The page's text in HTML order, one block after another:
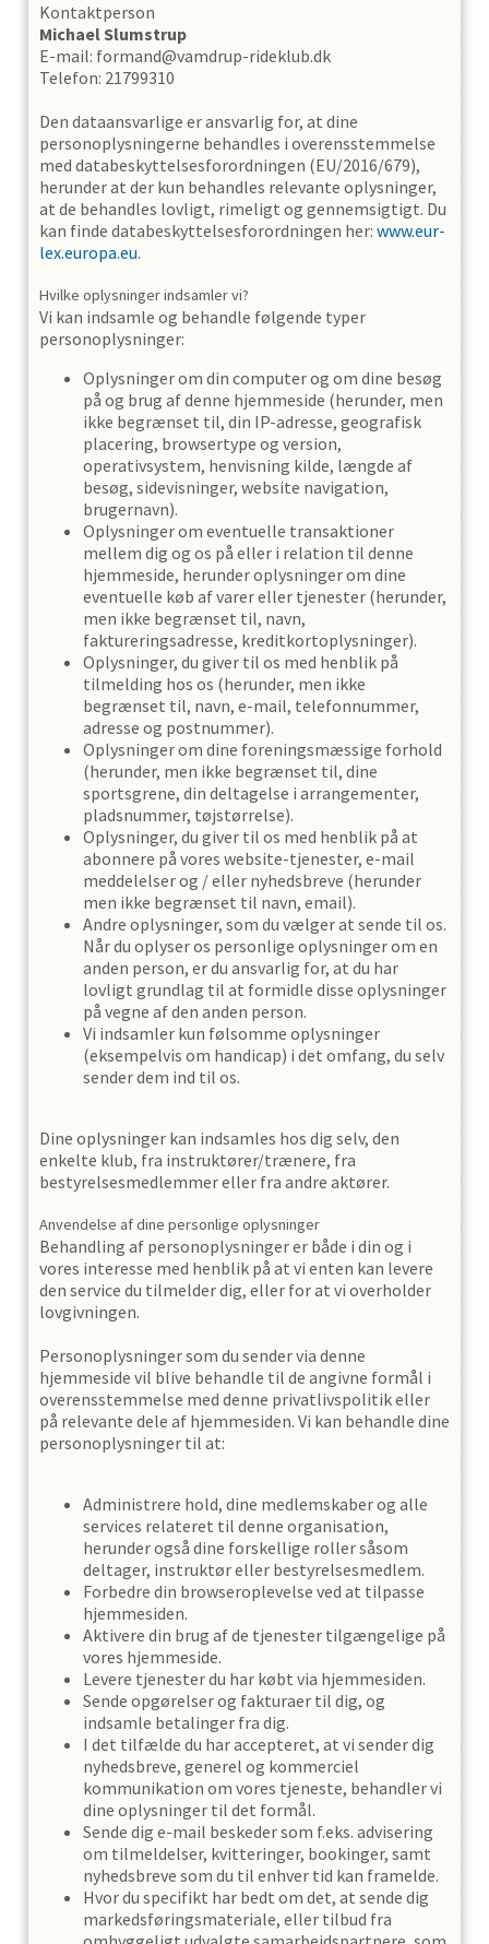
Kontaktperson
MichaelSlumstrup
E-mail: formand@vamdrup-rideklub.dk
Telefon: 21799310
Den dataansvarlige er ansvarlig for, at dine
personoplysningerne behandles i overensstemmelse
med databeskyttelsesforordningen (EU/2016/679),
herunder at der kun behandles relevante oplysninger,
at de behandles lovligt, rimeligt og gennemsigtigt. Du
kan finde databeskyttelsesforordningen her: www.eur-
lex.europa.eu.
Hvilke oplysninger indsamler vi?
Vi kan indsamle og behandle følgende typer
personoplysninger:
Oplysninger om din computer og om dine besøg
på og brug af denne hjemmeside (herunder, men
ikke begrænset til, din IP-adresse, geografisk
placering, browsertype og version,
operativsystem, henvisning kilde, længde af
besøg, sidevisninger, website navigation,
brugernavn).
Oplysninger om eventuelle transaktioner
mellem dig og os på eller i relation til denne
hjemmeside, herunder oplysninger om dine
eventuelle køb af varer eller tjenester (herunder,
men ikke begrænset til, navn,
faktureringsadresse, kreditkortoplysninger).
Oplysninger, du giver til os med henblik på
tilmelding hos os (herunder, men ikke
begrænset til, navn, e-mail, telefonnummer,
adresse og postnummer).
Oplysninger om dine foreningsmæssige forhold
(herunder, men ikke begrænset til, dine
sportsgrene, din deltagelse i arrangementer,
pladsnummer, tøjstørrelse).
Oplysninger, du giver til os med henblik på at
abonnere på vores website-tjenester, e-mail
meddelelser og / eller nyhedsbreve (herunder
men ikke begrænset til navn, email).
Andre oplysninger, som du vælger at sende til os.
Når du oplyser os personlige oplysninger om en
anden person, er du ansvarlig for, at du har
lovligt grundlag til at formidle disse oplysninger
på vegne af den anden person.
Vi indsamler kun følsomme oplysninger
(eksempelvis om handicap) i det omfang, du selv
sender dem ind til os.
Dine oplysninger kan indsamles hos dig selv, den
enkelte klub, fra instruktører/trænere, fra
bestyrelsesmedlemmer eller fra andre aktører.
Anvendelse af dine personlige oplysninger
Behandling af personoplysninger er både i din og i
vores interesse med henblik på at vi enten kan levere
den service du tilmelder dig, eller for at vi overholder
lovgivningen.
Personoplysninger som du sender via denne
hjemmeside vil blive behandle til de angivne formål i
overensstemmelse med denne privatlivspolitik eller
på relevante dele af hjemmesiden. Vi kan behandle dine
personoplysninger til at:
Administrere hold, dine medlemskaber og alle
services relateret til denne organisation,
herunder også dine forskellige roller såsom
deltager, instruktør eller bestyrelsesmedlem.
Forbedre din browseroplevelse ved at tilpasse
hjemmesiden.
Aktivere din brug af de tjenester tilgængelige på
vores hjemmeside.
Levere tjenester du har købt via hjemmesiden.
Sende opgørelser og fakturaer til dig, og
indsamle betalinger fra dig.
I det tilfælde du har accepteret, at vi sender dig
nyhedsbreve, generel og kommerciel
kommunikation om vores tjeneste, behandler vi
dine oplysninger til det formål.
Sende dig e-mail beskeder som f.eks. advisering
om tilmeldelser, kvitteringer, bookinger, samt
nyhedsbreve som du til enhver tid kan framelde.
Hvor du specifikt har bedt om det, at sende dig
markedsføringsmateriale, eller tilbud fra